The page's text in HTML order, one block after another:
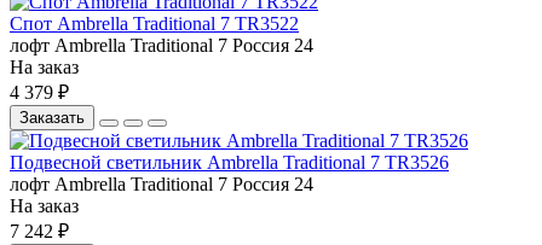
Спот Ambrella Traditional 7 TR3522
лофт Ambrella Traditional 7 Россия 24
На заказ
4 379 ₽
Заказать
Подвесной светильник Ambrella Traditional 7 TR3526
лофт Ambrella Traditional 7 Россия 24
На заказ
7 242 ₽